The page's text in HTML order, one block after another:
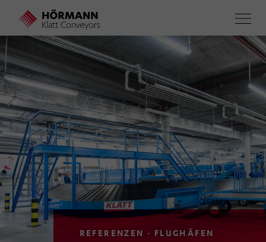
Direkt
Inhalt
REFERENZEN · FLUGHÄFEN